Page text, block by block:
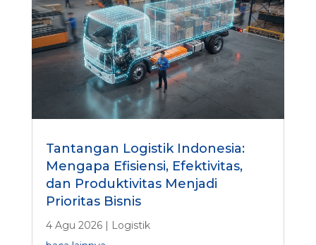
Tantangan Logistik Indonesia:
Mengapa Efisiensi, Efektivitas,
dan Produktivitas Menjadi
Prioritas Bisnis
4 Agu 2026|
Logistik